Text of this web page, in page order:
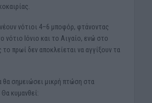
νότιοι 4–6 μποφόρ, φτάνοντας
νότιο Ιόνιο και το Αιγαίο, ενώ στο
πρωί δεν αποκλείεται να αγγίξουν τα
θα σημειώσει μικρή πτώση στα
κυμανθεί: